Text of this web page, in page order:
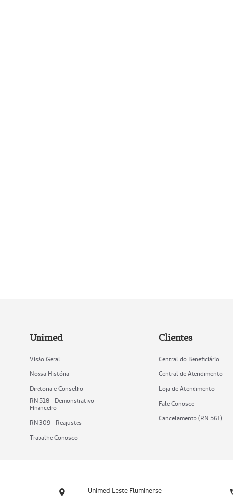
Unimed
Visão Geral
Nossa História
Diretoria e Conselho
RN 518 - Demonstrativo
Financeiro
RN 309 - Reajustes
Trabalhe Conosco
Clientes
Central do Beneficiário
Central de Atendimento
Loja de Atendimento
Fale Conosco
Cancelamento (RN 561)
Unimed Leste Fluminense